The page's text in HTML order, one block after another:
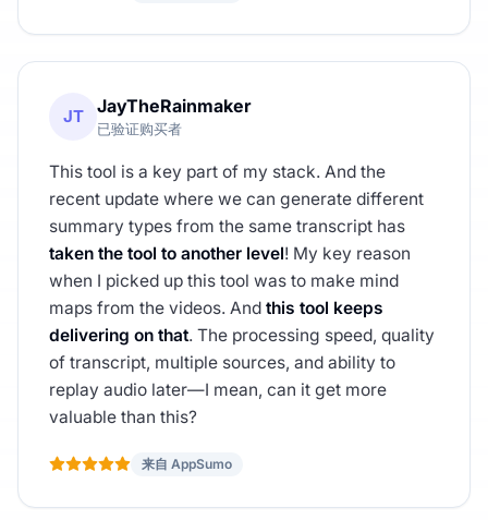
JT JayTheRainmaker
已验证购买者
This tool is a key part of my stack. And the
recent update where we can generate different
summary types from the same transcript has
taken the tool to another level! My key reason
when I picked up this tool was to make mind
maps from the videos. And this tool keeps
delivering on that. The processing speed, quality
of transcript, multiple sources, and ability to
replay audio later—I mean, can it get more
valuable than this?
来自 AppSumo